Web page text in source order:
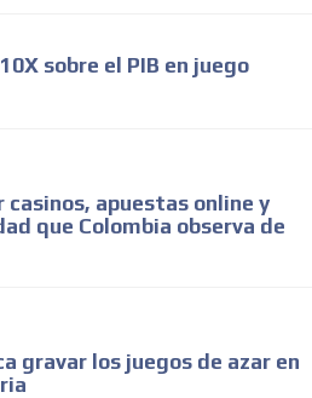
sobre el PIB en juego
casinos, apuestas online y
que Colombia observa de
gravar los juegos de azar en